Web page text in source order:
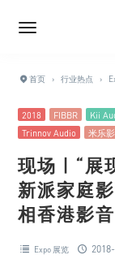
首页 › 行业热点 ›
2018 FIBBR Kii
Trinnov Audio
米乐
现场 | “展
新派家庭
相香港影
Expo 展览